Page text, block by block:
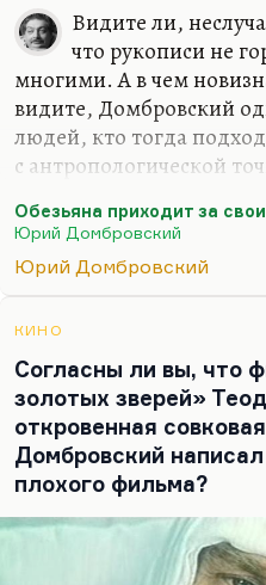
Видите ли,
что рукописи не
многими. А в чем
видите, Домбровский
людей, кто тогда
с антропологической
тот же Тилье в интервью
концепцию человека
Оказалось, что внутри
двадцать веков
исходили из того, что
зависит от множества
Оказалось, что все-таки
коренной роли
условия личность…
Обезьяна приходит за
Юрий Домбровский
Юрий Домбровский
КИНО
Согласны ли вы, что
золотых зверей»
откровенная
Домбровский
плохого фильма?